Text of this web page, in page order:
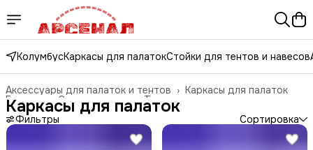
КолумбусКаркасы для палатокСтойки для тентов и навесов
Каркасы для палаток
Аксессуары для палаток и тентов ›
Туризм и отдых на природе
Спорт и отдых ›
Главная ›
Каркасы для палаток
Фильтры Сортировка